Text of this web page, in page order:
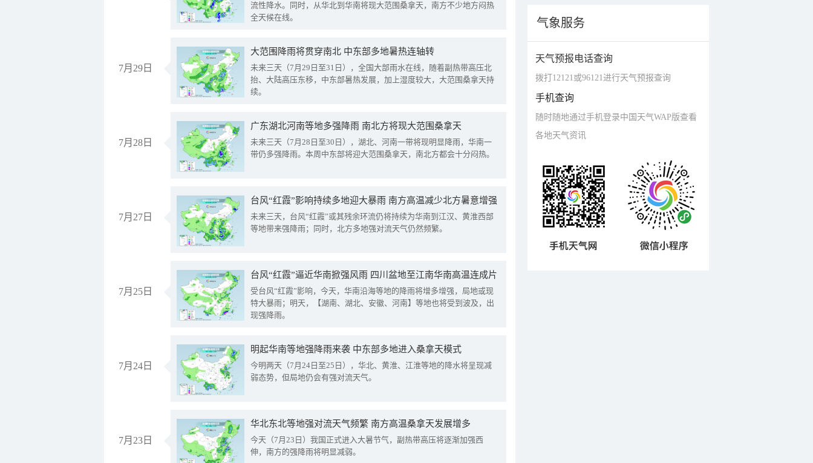
流性降水。同时，从华北到华南将现大范围桑拿天，南方不少地方闷热
全天候在线。
7月29日
大范围降雨将贯穿南北 中东部多地暑热连轴转
未来三天（7月29日至31日），全国大部雨水在线，随着副热带高压北
抬、大陆高压东移，中东部暑热发展，加上湿度较大，大范围桑拿天持
续。
7月28日
广东湖北河南等地多强降雨 南北方将现大范围桑拿天
未来三天（7月28日至30日），湖北、河南一带将现明显降雨，华南一
带仍多强降雨。本周中东部将迎大范围桑拿天，南北方都会十分闷热。
7月27日
台风“红霞”影响持续多地迎大暴雨 南方高温减少北方暑意增强
未来三天，台风“红霞”或其残余环流仍将持续为华南到江汉、黄淮西部
等地带来强降雨；同时，北方多地强对流天气仍然频繁。
7月25日
台风“红霞”逼近华南掀强风雨 四川盆地至江南华南高温连成片
受台风“红霞”影响，今天，华南沿海等地的降雨将增多增强，局地或现
特大暴雨；明天，【湖南、湖北、安徽、河南】等地也将受到波及，出
现强降雨。
7月24日
明起华南等地强降雨来袭 中东部多地进入桑拿天模式
今明两天（7月24日至25日），华北、黄淮、江淮等地的降水将呈现减
弱态势，但局地仍会有强对流天气。
7月23日
华北东北等地强对流天气频繁 南方高温桑拿天发展增多
今天（7月23日）我国正式进入大暑节气，副热带高压将逐渐加强西
伸，南方的强降雨将明显减弱。
气象服务
天气预报电话查询
拨打12121或96121进行天气预报查询
手机查询
随时随地通过手机登录中国天气WAP版查看
各地天气资讯